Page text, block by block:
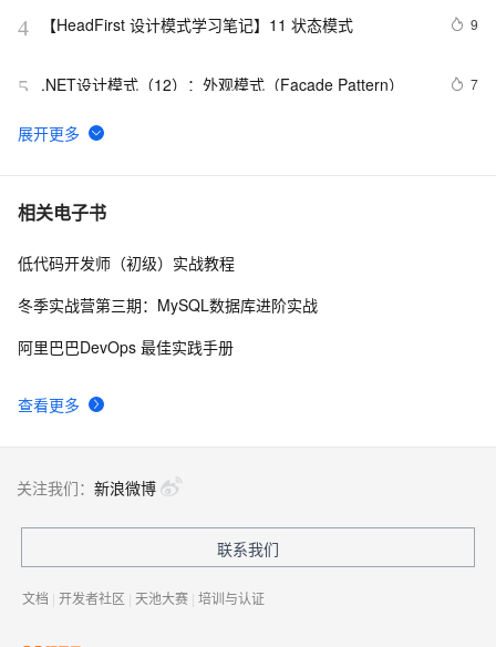
4 【HeadFirst 设计模式学习笔记】11 状态模式 9
5 .NET设计模式（12）：外观模式（Façade Pattern） 7
6
Net设计模式实例之解释器模式（Interpreter Pattern）
7 23种设计模式之策略模式（Strategy）
8 Net设计模式实例之适配器模式（Adapter Pattern）
相关电子书
查看更多
低代码开发师（初级）实战教程
冬季实战营第三期：MySQL数据库进阶实战
阿里巴巴DevOps 最佳实践手册
关注我们： 新浪微博
联系我们
文档 | 开发者社区 | 天池大赛 | 培训与认证